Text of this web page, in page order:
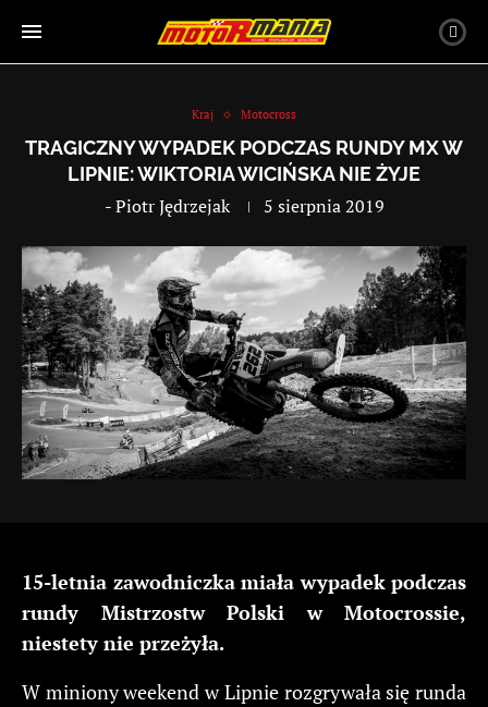
Kraj Motocross
TRAGICZNY WYPADEK PODCZAS RUNDY MX W
LIPNIE: WIKTORIA WICIŃSKA NIE ŻYJE
-Piotr Jędrzejak 5 sierpnia 2019
15-letnia zawodniczka miała wypadek podczas
rundy Mistrzostw Polski w Motocrossie,
niestety nie przeżyła.
W miniony weekend w Lipnie rozgrywała się runda